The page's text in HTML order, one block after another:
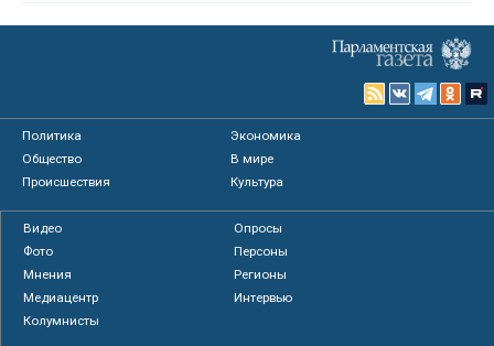
Политика
Экономика
Общество
В мире
Происшествия
Культура
Видео
Опросы
Фото
Персоны
Мнения
Регионы
Медиацентр
Интервью
Колумнисты